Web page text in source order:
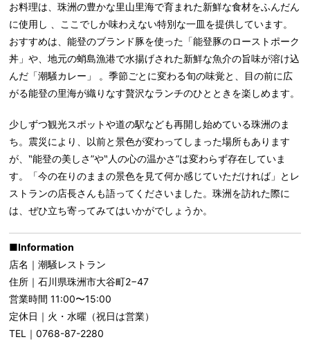
お料理は、珠洲の豊かな里山里海で育まれた新鮮な食材をふんだん
に使用し 、ここでしか味わえない特別な一皿を提供しています。
おすすめは、能登のブランド豚を使った「能登豚のローストポーク
丼」や、地元の蛸島漁港で水揚げされた新鮮な魚介の旨味が溶け込
んだ「潮騒カレー」 。季節ごとに変わる旬の味覚と、目の前に広
がる能登の里海が織りなす贅沢なランチのひとときを楽しめます。
少しずつ観光スポットや道の駅なども再開し始めている珠洲のま
ち。震災により、以前と景色が変わってしまった場所もあります
が、‶能登の美しさ”や‶人の心の温かさ”は変わらず存在していま
す。「今の在りのままの景色を見て何か感じていただければ」とレ
ストランの店長さんも語ってくださいました。珠洲を訪れた際に
は、ぜひ立ち寄ってみてはいかがでしょうか。
■Information
店名｜潮騒レストラン
住所｜石川県珠洲市大谷町2−47
営業時間 11:00〜15:00
定休日｜火・水曜（祝日は営業）
TEL｜0768-87-2280